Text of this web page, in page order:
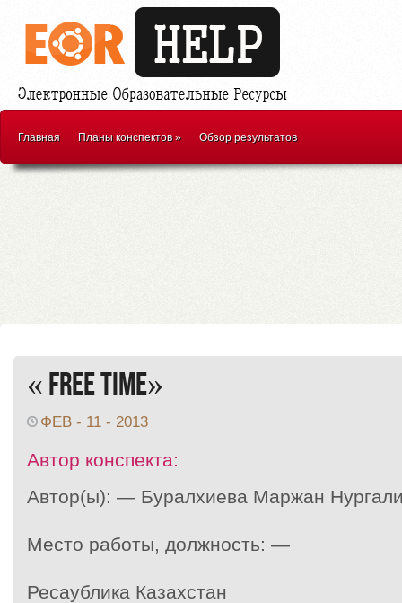
Главная Планы конспектов» Обзор результатов
« Free time»
ФЕВ - 11 - 2013
Автор конспекта:
Автор(ы): — Буралхиева Маржан
Место работы, должность: —
Ресаублика Казахстан